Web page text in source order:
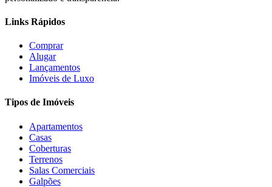
Links Rápidos
Comprar
Alugar
Lançamentos
Imóveis de Luxo
Tipos de Imóveis
Apartamentos
Casas
Coberturas
Terrenos
Salas Comerciais
Galpões